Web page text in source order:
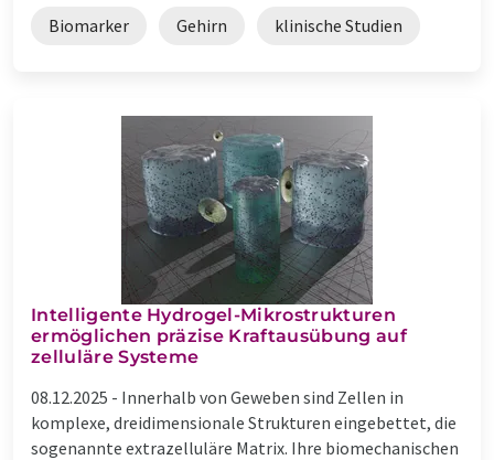
Biomarker Gehirn klinische Studien
Intelligente Hydrogel-Mikrostrukturen
ermöglichen präzise Kraftausübung auf
zelluläre Systeme
08.12.2025 - Innerhalb von Geweben sind Zellen in
komplexe, dreidimensionale Strukturen eingebettet, die
sogenannte extrazelluläre Matrix. Ihre biomechanischen